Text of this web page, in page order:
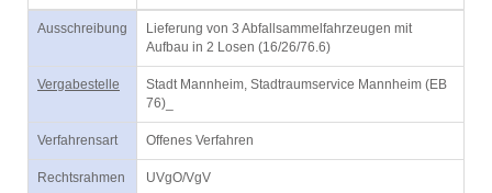
Ausschreibung
Lieferung von 3 Abfallsammelfahrzeugen mit
Aufbau in 2 Losen (16/26/76.6)
Vergabestelle
Stadt Mannheim, Stadtraumservice Mannheim (EB
76)_
Verfahrensart Offenes Verfahren
Rechtsrahmen UVgO/VgV